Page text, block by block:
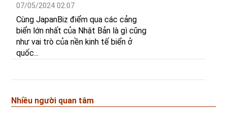
07/05/2024 02:07
Cùng JapanBiz điểm qua các cảng
biển lớn nhất của Nhật Bản là gì cũng
như vai trò của nền kinh tế biển ở
quốc...
Nhiều người quan tâm